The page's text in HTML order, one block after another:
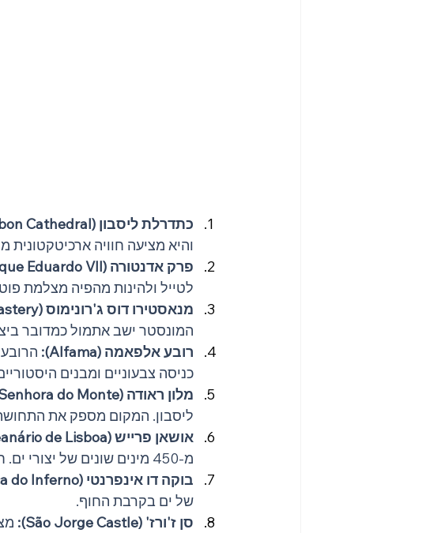
כתדרלת ליסבון (Lisbon Cathedral):
והיא מציעה חוויה ארכיטקטונית
פרק אדנטורה (Parque Eduardo VII):
לטייל ולהינות מהפיה מצלמת
מנאסטירו דוס ג'רונימוס (Jerónimos Monastery):
המונסטר ישב אתמול כמדובר
רובע אלפאמה (Alfama):
כניסה צבעוניים ומבנים
מלון ראודה (Miradouro da Senhora do Monte):
ליסבון. המקום מספק את
אושאן פרייש (Oceanário de Lisboa):
מ-450 מינים שונים של יצורי ים. חוויה ייחודית לכל המשפחה.
בוקה דו אינפרנטי (Boca do Inferno):
של ים בקרבת החוף.
סן ז'ורז' (São Jorge Castle):